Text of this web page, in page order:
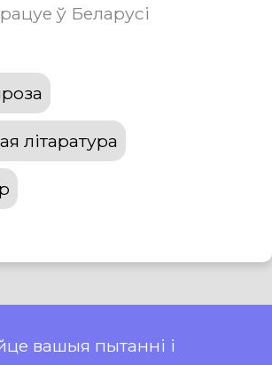
ў Беларусі
літаратура
вашыя пытанні і